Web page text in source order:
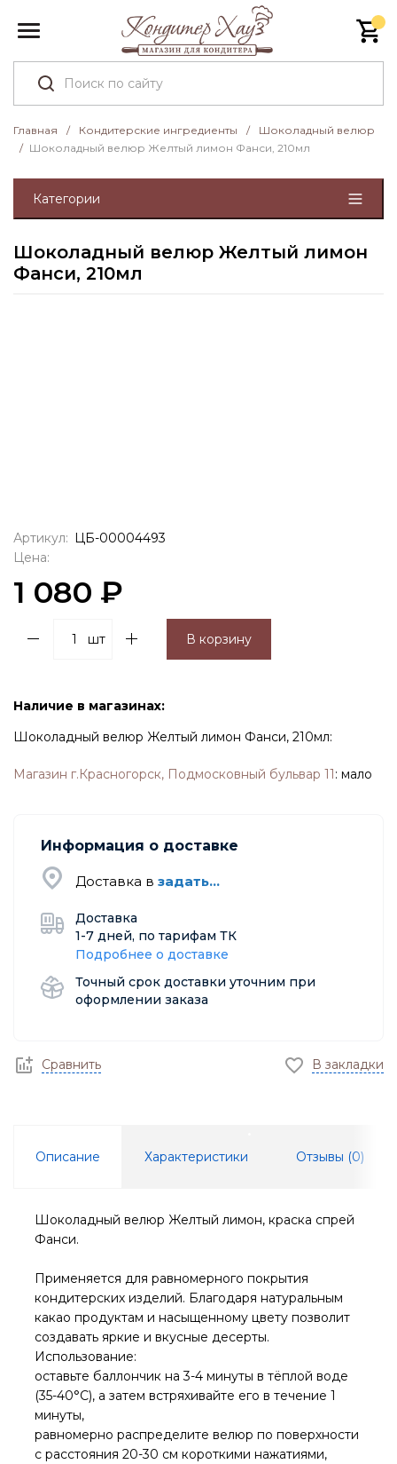
Главная / Кондитерские ингредиенты /
Шоколадный велюр
/ Шоколадный велюр Желтый лимон Фанси, 210мл
Категории
Шоколадный велюр Желтый лимон
Фанси, 210мл
Артикул: ЦБ-00004493
Цена:
1 080 ₽
шт В корзину
Наличие в магазинах:
Шоколадный велюр Желтый лимон Фанси, 210мл:
Магазин г.Красногорск, Подмосковный бульвар 11: мало
Информация о доставке
Доставка в задать...
Доставка
1-7 дней, по тарифам ТК
Подробнее о доставке
Точный срок доставки уточним при
оформлении заказа
Сравнить В закладки
Описание Характеристики Отзывы (0)
Шоколадный велюр Желтый лимон, краска спрей
Фанси.
Применяется для равномерного покрытия
кондитерских изделий. Благодаря натуральным
какао продуктам и насыщенному цвету позволит
создавать яркие и вкусные десерты.
Использование:
оставьте баллончик на 3-4 минуты в тёплой воде
(35-40°C), а затем встряхивайте его в течение 1
минуты,
равномерно распределите велюр по поверхности
с расстояния 20-30 см короткими нажатиями,